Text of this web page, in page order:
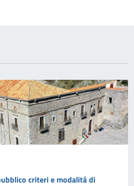
criteri e modalitá di